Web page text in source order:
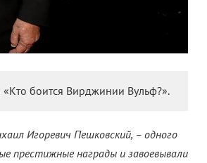
боится Вирджинии Вульф?».
Игоревич Пешковский, – одного
престижные награды и завоевывали